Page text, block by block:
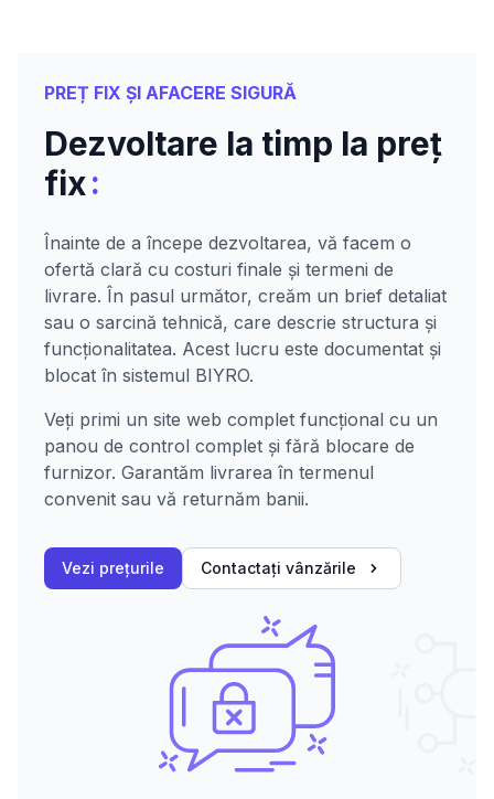
PREȚ FIX ȘI AFACERE SIGURĂ
Dezvoltare la timp la preț
fix:
Înainte de a începe dezvoltarea, vă facem o
ofertă clară cu costuri finale și termeni de
livrare. În pasul următor, creăm un brief detaliat
sau o sarcină tehnică, care descrie structura și
funcționalitatea. Acest lucru este documentat și
blocat în sistemul BIYRO.
Veți primi un site web complet funcțional cu un
panou de control complet și fără blocare de
furnizor. Garantăm livrarea în termenul
convenit sau vă returnăm banii.
Vezi prețurile Contactați vânzările